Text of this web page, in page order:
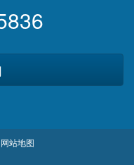
网站地图